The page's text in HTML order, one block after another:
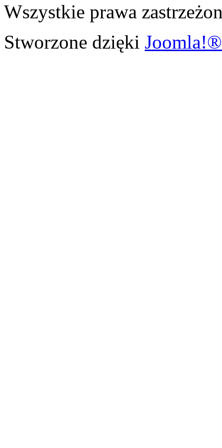
Wszystkie prawa
Stworzone dzięki Joomla!®